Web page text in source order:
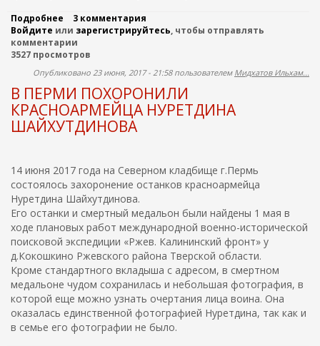
Е
Т
А
Д
Е
Р
Е
В
А
З
Ы
Л
И
к
а
я
о
т
п
р
к
и
e
m
a
i
l
)
Подробнее
В
В
о
г
о
г
р
а
о
й
о
б
л
с
т
и
н
а
ш
и
3 комментария
Войдите или зарегистрируйтесь, чтобы отправлять
комментарии
3527 просмотров
Опубликовано 23 июня, 2017 - 21:58 пользователем Мидхатов Ильхам...
В ПЕРМИ ПОХОРОНИЛИ
КРАСНОАРМЕЙЦА НУРЕТДИНА
ШАЙХУТДИНОВА
14 июня 2017 года на Северном кладбище г.Пермь
состоялось захоронение останков красноармейца
Нуретдина Шайхутдинова.
Его останки и смертный медальон были найдены 1 мая в
ходе плановых работ международной военно-исторической
поисковой экспедиции «Ржев. Калининский фронт» у
д.Кокошкино Ржевского района Тверской области.
Кроме стандартного вкладыша с адресом, в смертном
медальоне чудом сохранилась и небольшая фотография, в
которой еще можно узнать очертания лица воина. Она
оказалась единственной фотографией Нуретдина, так как и
в семье его фотографии не было.